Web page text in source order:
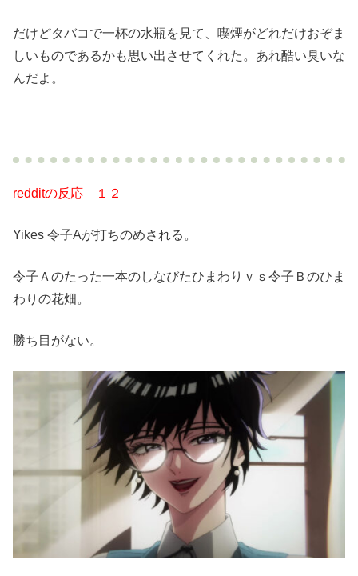
だけどタバコで一杯の水瓶を見て、喫煙がどれだけおぞま
しいものであるかも思い出させてくれた。あれ酷い臭いな
んだよ。
redditの反応 １２
Yikes 令子Aが打ちのめされる。
令子Ａのたった一本のしなびたひまわりｖｓ令子Ｂのひま
わりの花畑。
勝ち目がない。